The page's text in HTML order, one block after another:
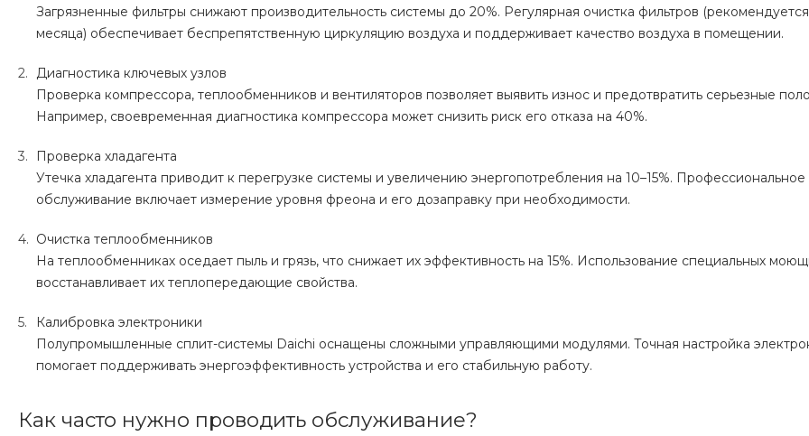
Загрязненные фильтры снижают производительность системы до 20%. Регулярная очистка фильтров
месяца) обеспечивает беспрепятственную циркуляцию воздуха и поддерживает качество воздуха в помещении.
Диагностика ключевых узлов
Проверка компрессора, теплообменников и вентиляторов позволяет выявить износ и предотвратить серьезные
Например, своевременная диагностика компрессора может снизить риск его отказа на 40%.
Проверка хладагента
Утечка хладагента приводит к перегрузке системы и увеличению энергопотребления на 10–15%. Профессиональное
обслуживание включает измерение уровня фреона и его дозаправку при необходимости.
Очистка теплообменников
На теплообменниках оседает пыль и грязь, что снижает их эффективность на 15%. Использование специальных
восстанавливает их теплопередающие свойства.
Калибровка электроники
Полупромышленные сплит-системы Daichi оснащены сложными управляющими модулями. Точная настройка
помогает поддерживать энергоэффективность устройства и его стабильную работу.
Как часто нужно проводить обслуживание?